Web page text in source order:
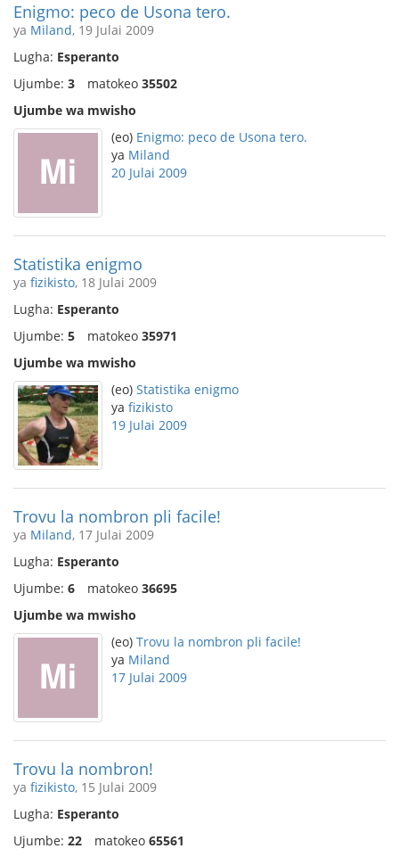
Enigmo: peco de Usona tero.
ya Miland, 19 Julai 2009
Lugha: Esperanto
Ujumbe: 3 matokeo 35502
Ujumbe wa mwisho
(eo) Enigmo: peco de Usona tero.
ya Miland
20 Julai 2009
Statistika enigmo
ya fizikisto, 18 Julai 2009
Lugha: Esperanto
Ujumbe: 5 matokeo 35971
Ujumbe wa mwisho
(eo) Statistika enigmo
ya fizikisto
19 Julai 2009
Trovu la nombron pli facile!
ya Miland, 17 Julai 2009
Lugha: Esperanto
Ujumbe: 6 matokeo 36695
Ujumbe wa mwisho
(eo) Trovu la nombron pli facile!
ya Miland
17 Julai 2009
Trovu la nombron!
ya fizikisto, 15 Julai 2009
Lugha: Esperanto
Ujumbe: 22 matokeo 65561